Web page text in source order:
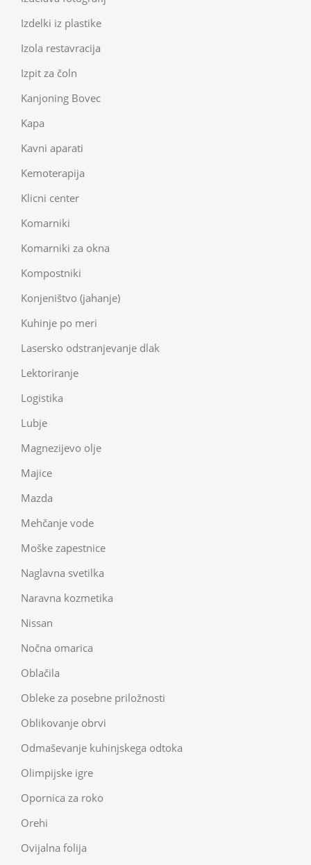
Izdelki iz plastike
Izola restavracija
Izpit za čoln
Kanjoning Bovec
Kapa
Kavni aparati
Kemoterapija
Klicni center
Komarniki
Komarniki za okna
Kompostniki
Konjeništvo (jahanje)
Kuhinje po meri
Lasersko odstranjevanje dlak
Lektoriranje
Logistika
Lubje
Magnezijevo olje
Majice
Mazda
Mehčanje vode
Moške zapestnice
Naglavna svetilka
Naravna kozmetika
Nissan
Nočna omarica
Oblačila
Obleke za posebne priložnosti
Oblikovanje obrvi
Odmaševanje kuhinjskega odtoka
Olimpijske igre
Opornica za roko
Orehi
Ovijalna folija